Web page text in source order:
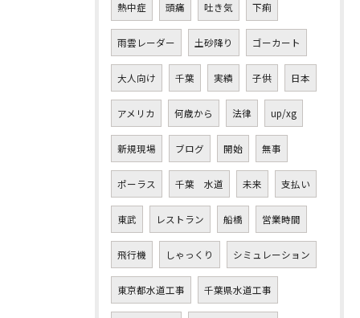
熱中症 頭痛 吐き気 下痢
雨雲レーダー 土砂降り ゴーカート
大人向け 千葉 実績 子供 日本
アメリカ 何歳から 法律 up/xg
新規現場 ブログ 開始 無事
ポーラス 千葉 水道 未来 支払い
東武 レストラン 船橋 営業時間
飛行機 しゃっくり シミュレーション
東京都水道工事 千葉県水道工事